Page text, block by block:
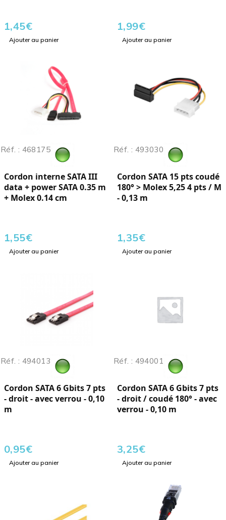
1,45€
Ajouter au panier
1,99€
Ajouter au panier
Réf. : 468175
Cordon interne SATA III
data + power SATA 0.35 m
+ Molex 0.14 cm
1,55€
Ajouter au panier
Réf. : 493030
Cordon SATA 15 pts coudé
180° > Molex 5,25 4 pts / M
- 0,13 m
1,35€
Ajouter au panier
Réf. : 494013
Cordon SATA 6 Gbits 7 pts
- droit - avec verrou - 0,10
m
0,95€
Ajouter au panier
Réf. : 494001
Cordon SATA 6 Gbits 7 pts
- droit / coudé 180° - avec
verrou - 0,10 m
3,25€
Ajouter au panier